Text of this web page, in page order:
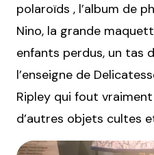
polaroïds , l’album de
Nino, la grande
enfants perdus, un tas
l’enseigne de
Ripley qui fout
d’autres objets cultes